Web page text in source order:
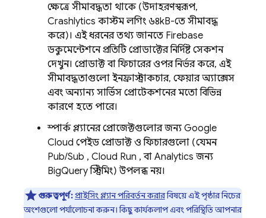
ক্ষেত্রে সীমাবদ্ধতা থাকে (উদাহরণস্বরূপ,
Crashlytics কাস্টম লগিং ৬৪kB-তে সীমাবদ্ধ
করে)। এই ধরনের তথ্য জানতে Firebase
ডকুমেন্টেশনে প্রতিটি প্রোডাক্টের নির্দিষ্ট সেকশন
দেখুন। প্রোডাক্ট বা ফিচারের ওপর নির্ভর করে, এই
সীমাবদ্ধতাগুলো ইনফ্রাস্ট্রাকচার, ফেয়ার অ্যাক্সেস
এবং অন্যান্য সার্ভিস প্রোটেকশনের মতো বিভিন্ন
কারণে হতে পারে।
স্পার্ক প্ল্যানের প্রোজেক্টগুলোর জন্য Google
Cloud পেইড প্রোডাক্ট ও ফিচারগুলো (যেমন
Pub/Sub , Cloud Run , বা Analytics জন্য
BigQueryস্ট্রিমিং) উপলব্ধ নয়।
গুরুত্বপূর্ণ:প্রাইসিং প্ল্যান পরিবর্তন করারবিষয়ে এই পৃষ্ঠার নিচের
অংশগুলো পর্যালোচনা করুন। কিছু কার্যকলাপ এবং পরিস্থিতি আপনার